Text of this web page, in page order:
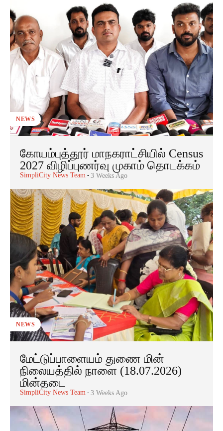
NEWS
கோயம்புத்தூர் மாநகராட்சியில் Census
2027 விழிப்புணர்வு முகாம் தொடக்கம்
SimpliCity News Team - 3 Weeks Ago
NEWS
மேட்டுப்பாளையம் துணை மின்
நிலையத்தில் நாளை (18.07.2026)
மின்தடை
SimpliCity News Team - 3 Weeks Ago